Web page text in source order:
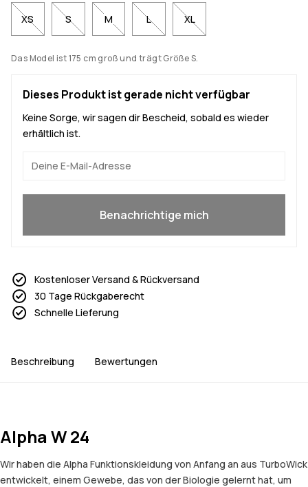
XS S M L XL
Das Model ist 175 cm groß und trägt Größe S.
Dieses Produkt ist gerade nicht verfügbar
Keine Sorge, wir sagen dir Bescheid, sobald es wieder
erhältlich ist.
Benachrichtige mich
Kostenloser Versand & Rückversand
30 Tage Rückgaberecht
Schnelle Lieferung
Beschreibung Bewertungen
Alpha W 24
Wir haben die Alpha Funktionskleidung von Anfang an aus TurboWick
entwickelt, einem Gewebe, das von der Biologie gelernt hat, um